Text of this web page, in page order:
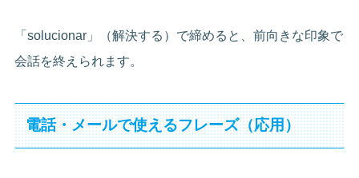
「solucionar」（解決する）で締めると、前向きな印象で
会話を終えられます。
電話・メールで使えるフレーズ（応用）